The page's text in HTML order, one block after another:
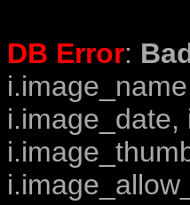
DB Error: